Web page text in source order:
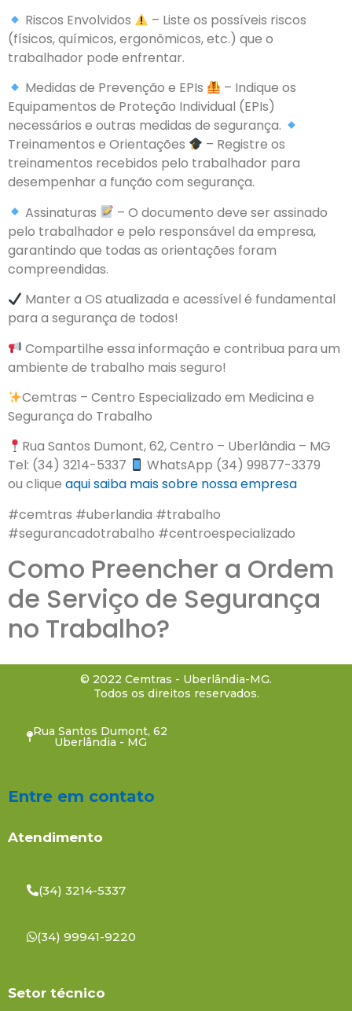
Riscos Envolvidos
– Liste os possíveis riscos
(físicos, químicos, ergonômicos, etc.) que o
trabalhador pode enfrentar.
Medidas de Prevenção e EPIs
– Indique os
Equipamentos de Proteção Individual (EPIs)
necessários e outras medidas de segurança.
Treinamentos e Orientações
– Registre os
treinamentos recebidos pelo trabalhador para
desempenhar a função com segurança.
Assinaturas
– O documento deve ser assinado
pelo trabalhador e pelo responsável da empresa,
garantindo que todas as orientações foram
compreendidas.
Manter a OS atualizada e acessível é fundamental
para a segurança de todos!
Compartilhe essa informação e contribua para um
ambiente de trabalho mais seguro!
Cemtras – Centro Especializado em Medicina e
Segurança do Trabalho
Rua Santos Dumont, 62, Centro – Uberlândia – MG
Tel: (34) 3214-5337
WhatsApp (34) 99877-3379
ou clique aquisaiba mais sobre nossa empresa
#cemtras #uberlandia #trabalho
#segurancadotrabalho #centroespecializado
Como Preencher a Ordem
de Serviço de Segurança
no Trabalho?
© 2022 Cemtras - Uberlândia-MG.
Todos os direitos reservados.
Rua Santos Dumont, 62
Uberlândia - MG
Entre em contato
Atendimento
(34) 3214-5337
(34) 99941-9220
Setor técnico